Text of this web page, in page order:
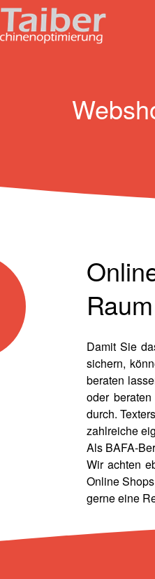
Damit Sie
sichern,
beraten
oder
durch.
zahlreiche
Als BAFA-
Wir achten
Online
gerne eine